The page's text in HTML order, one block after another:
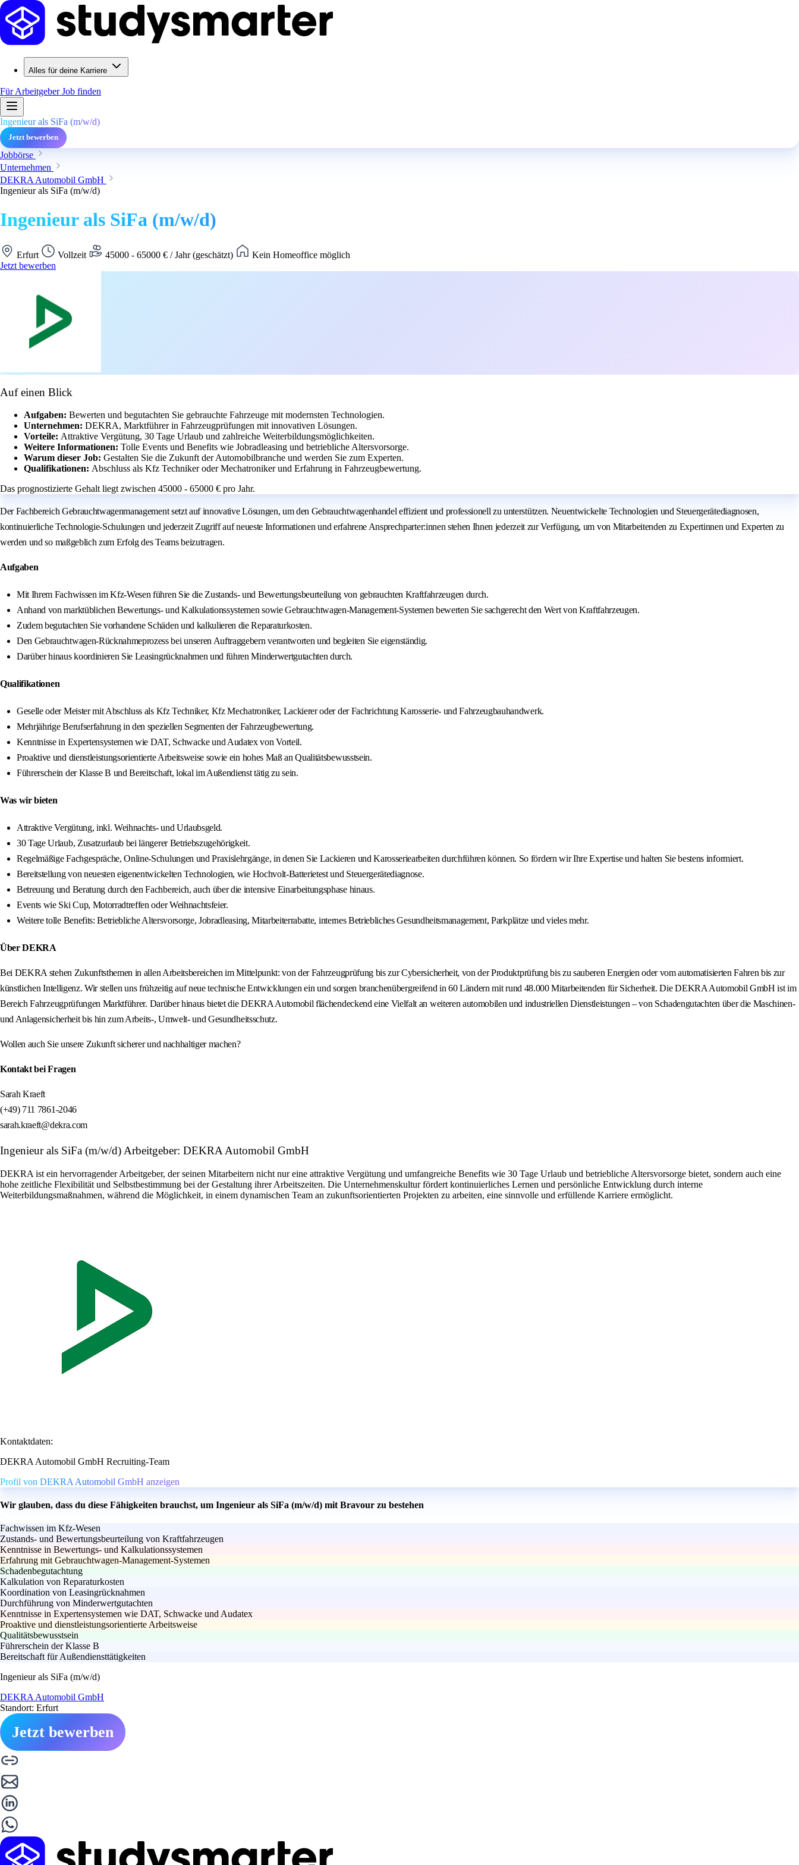
Alles für deine Karriere
Für ArbeitgeberJob finden
Ingenieur als SiFa (m/w/d)
Jetzt bewerben
Jobbörse
Unternehmen
DEKRA Automobil GmbH
Ingenieur als SiFa (m/w/d)
Ingenieur als SiFa (m/w/d)
Erfurt Vollzeit 45000 - 65000 € / Jahr (geschätzt)
Kein Homeoffice möglich
Jetzt bewerben
Auf einen Blick
Aufgaben: Bewerten und begutachten Sie gebrauchte Fahrzeuge mit modernsten Technologien.
Unternehmen: DEKRA, Marktführer in Fahrzeugprüfungen mit innovativen Lösungen.
Vorteile: Attraktive Vergütung, 30 Tage Urlaub und zahlreiche Weiterbildungsmöglichkeiten.
Weitere Informationen: Tolle Events und Benefits wie Jobradleasing und betriebliche Altersvorsorge.
Warum dieser Job: Gestalten Sie die Zukunft der Automobilbranche und werden Sie zum Experten.
Qualifikationen: Abschluss als Kfz Techniker oder Mechatroniker und Erfahrung in Fahrzeugbewertung.
Das prognostizierte Gehalt liegt zwischen 45000 - 65000 € pro Jahr.
Der Fachbereich Gebrauchtwagenmanagement setzt auf innovative Lösungen, um den Gebrauchtwagenhandel effizient und professionell zu unterstützen. Neuentwickelte Technologien und Steuergerätediagnosen,
kontinuierliche Technologie-Schulungen und jederzeit Zugriff auf neueste Informationen und erfahrene Ansprechparter:innen stehen Ihnen jederzeit zur Verfügung, um von Mitarbeitenden zu Expertinnen und Experten zu
werden und so maßgeblich zum Erfolg des Teams beizutragen.
Aufgaben
Mit Ihrem Fachwissen im Kfz-Wesen führen Sie die Zustands- und Bewertungsbeurteilung von gebrauchten Kraftfahrzeugen durch.
Anhand von marktüblichen Bewertungs- und Kalkulationssystemen sowie Gebrauchtwagen-Management-Systemen bewerten Sie sachgerecht den Wert von Kraftfahrzeugen.
Zudem begutachten Sie vorhandene Schäden und kalkulieren die Reparaturkosten.
Den Gebrauchtwagen-Rücknahmeprozess bei unseren Auftraggebern verantworten und begleiten Sie eigenständig.
Darüber hinaus koordinieren Sie Leasingrücknahmen und führen Minderwertgutachten durch.
Qualifikationen
Geselle oder Meister mit Abschluss als Kfz Techniker, Kfz Mechatroniker, Lackierer oder der Fachrichtung Karosserie- und Fahrzeugbauhandwerk.
Mehrjährige Berufserfahrung in den speziellen Segmenten der Fahrzeugbewertung.
Kenntnisse in Expertensystemen wie DAT, Schwacke und Audatex von Vorteil.
Proaktive und dienstleistungsorientierte Arbeitsweise sowie ein hohes Maß an Qualitätsbewusstsein.
Führerschein der Klasse B und Bereitschaft, lokal im Außendienst tätig zu sein.
Was wir bieten
Attraktive Vergütung, inkl. Weihnachts- und Urlaubsgeld.
30 Tage Urlaub, Zusatzurlaub bei längerer Betriebszugehörigkeit.
Regelmäßige Fachgespräche, Online-Schulungen und Praxislehrgänge, in denen Sie Lackieren und Karosseriearbeiten durchführen können. So fördern wir Ihre Expertise und halten Sie bestens informiert.
Bereitstellung von neuesten eigenentwickelten Technologien, wie Hochvolt-Batterietest und Steuergerätediagnose.
Betreuung und Beratung durch den Fachbereich, auch über die intensive Einarbeitungsphase hinaus.
Events wie Ski Cup, Motorradtreffen oder Weihnachtsfeier.
Weitere tolle Benefits: Betriebliche Altersvorsorge, Jobradleasing, Mitarbeiterrabatte, internes Betriebliches Gesundheitsmanagement, Parkplätze und vieles mehr.
Über DEKRA
Bei DEKRA stehen Zukunftsthemen in allen Arbeitsbereichen im Mittelpunkt: von der Fahrzeugprüfung bis zur Cybersicherheit, von der Produktprüfung bis zu sauberen Energien oder vom automatisierten Fahren bis zur
künstlichen Intelligenz. Wir stellen uns frühzeitig auf neue technische Entwicklungen ein und sorgen branchenübergreifend in 60 Ländern mit rund 48.000 Mitarbeitenden für Sicherheit. Die DEKRA Automobil GmbH ist im
Bereich Fahrzeugprüfungen Marktführer. Darüber hinaus bietet die DEKRA Automobil flächendeckend eine Vielfalt an weiteren automobilen und industriellen Dienstleistungen – von Schadengutachten über die Maschinen-
und Anlagensicherheit bis hin zum Arbeits-, Umwelt- und Gesundheitsschutz.
Wollen auch Sie unsere Zukunft sicherer und nachhaltiger machen?
Kontakt bei Fragen
Sarah Kraeft
(+49) 711 7861-2046
sarah.kraeft@dekra.com
Ingenieur als SiFa (m/w/d) Arbeitgeber: DEKRA Automobil GmbH
DEKRA ist ein hervorragender Arbeitgeber, der seinen Mitarbeitern nicht nur eine attraktive Vergütung und umfangreiche Benefits wie 30 Tage Urlaub und betriebliche Altersvorsorge bietet, sondern auch eine
hohe zeitliche Flexibilität und Selbstbestimmung bei der Gestaltung ihrer Arbeitszeiten. Die Unternehmenskultur fördert kontinuierliches Lernen und persönliche Entwicklung durch interne
Weiterbildungsmaßnahmen, während die Möglichkeit, in einem dynamischen Team an zukunftsorientierten Projekten zu arbeiten, eine sinnvolle und erfüllende Karriere ermöglicht.
Kontaktdaten:
DEKRA Automobil GmbH Recruiting-Team
Profil von DEKRA Automobil GmbH anzeigen
Wir glauben, dass du diese Fähigkeiten brauchst, um Ingenieur als SiFa (m/w/d) mit Bravour zu bestehen
Fachwissen im Kfz-Wesen
Zustands- und Bewertungsbeurteilung von Kraftfahrzeugen
Kenntnisse in Bewertungs- und Kalkulationssystemen
Erfahrung mit Gebrauchtwagen-Management-Systemen
Schadenbegutachtung
Kalkulation von Reparaturkosten
Koordination von Leasingrücknahmen
Durchführung von Minderwertgutachten
Kenntnisse in Expertensystemen wie DAT, Schwacke und Audatex
Proaktive und dienstleistungsorientierte Arbeitsweise
Qualitätsbewusstsein
Führerschein der Klasse B
Bereitschaft für Außendiensttätigkeiten
Ingenieur als SiFa (m/w/d)
DEKRA Automobil GmbH
Standort: Erfurt
Jetzt bewerben